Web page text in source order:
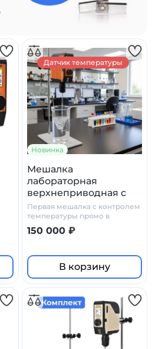
Новинка
Мешалка
лабораторная
верхнеприводная с
датчиком
температуры Primelab
TM 100-Т
Первая мешалка с контролем
температуры прямо в
процессе смешивания
150 000 ₽
В корзину
Датчик температуры